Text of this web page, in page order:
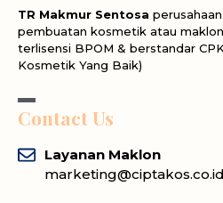
TR Makmur Sentosa
pembuatan kosmetik atau
terlisensi BPOM & berstandar
Kosmetik Yang Baik)
Contact Us
Layanan Maklon
marketing@ciptakos.co.id